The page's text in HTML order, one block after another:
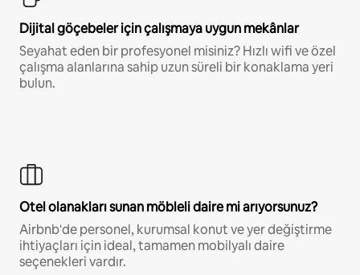
Dijital göçebeler için çalışmaya uygun mekânlar
Seyahat eden bir profesyonel misiniz? Hızlı wifi ve özel
çalışma alanlarına sahip uzun süreli bir konaklama yeri
bulun.
Otel olanakları sunan möbleli daire mi arıyorsunuz?
Airbnb'de personel, kurumsal konut ve yer değiştirme
ihtiyaçları için ideal, tamamen mobilyalı daire
seçenekleri vardır.